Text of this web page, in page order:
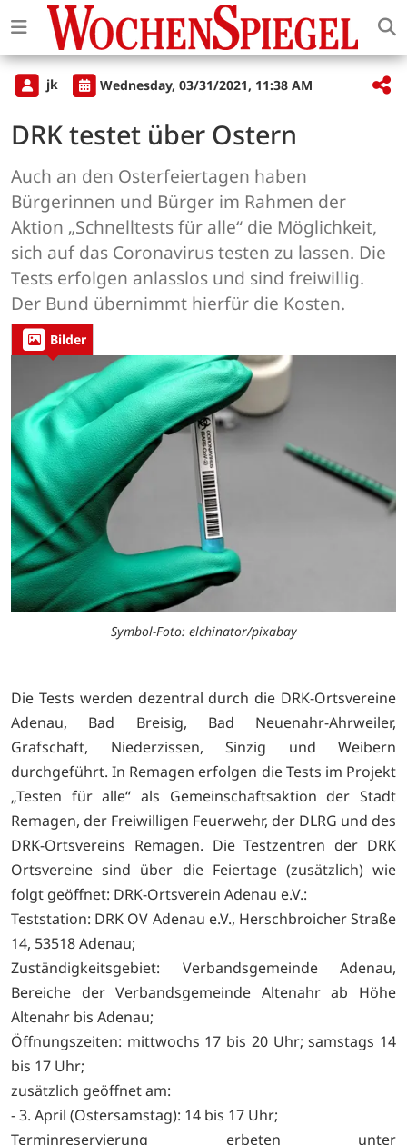
jk Wednesday, 03/31/2021, 11:38 AM
DRK testet über Ostern
Auch an den Osterfeiertagen haben
Bürgerinnen und Bürger im Rahmen der
Aktion „Schnelltests für alle“ die Möglichkeit,
sich auf das Coronavirus testen zu lassen. Die
Tests erfolgen anlasslos und sind freiwillig.
Der Bund übernimmt hierfür die Kosten.
Bilder
Symbol-Foto: elchinator/pixabay
Die Tests werden dezentral durch die DRK-Ortsvereine
Adenau, Bad Breisig, Bad Neuenahr-Ahrweiler,
Grafschaft, Niederzissen, Sinzig und Weibern
durchgeführt. In Remagen erfolgen die Tests im Projekt
„Testen für alle“ als Gemeinschaftsaktion der Stadt
Remagen, der Freiwilligen Feuerwehr, der DLRG und des
DRK-Ortsvereins Remagen. Die Testzentren der DRK
Ortsvereine sind über die Feiertage (zusätzlich) wie
folgt geöffnet: DRK-Ortsverein Adenau e.V.:
Teststation: DRK OV Adenau e.V., Herschbroicher Straße
14, 53518 Adenau;
Zuständigkeitsgebiet: Verbandsgemeinde Adenau,
Bereiche der Verbandsgemeinde Altenahr ab Höhe
Altenahr bis Adenau;
Öffnungszeiten: mittwochs 17 bis 20 Uhr; samstags 14
bis 17 Uhr;
zusätzlich geöffnet am:
- 3. April (Ostersamstag): 14 bis 17 Uhr;
Terminreservierung erbeten unter